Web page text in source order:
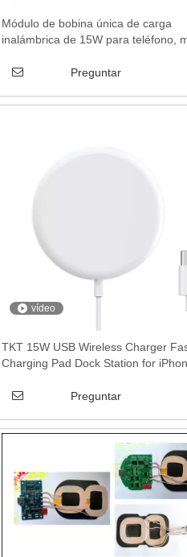
Módulo de bobina única de carga
inalámbrica de 15W para teléfono,
bobinas de carga inalámbrica,
carga inalámbrica, placa base de
inalámbrico, plataforma de carga
Preguntar
vídeo
TKT 15W USB Wireless Charger
Charging Pad Dock Station for
Station PD Charger
Preguntar